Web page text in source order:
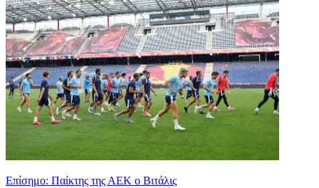
Επίσημο: Παίκτης της ΑΕΚ ο Βιτάλις